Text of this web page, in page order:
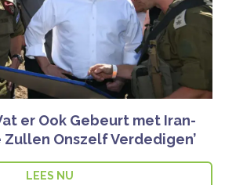
er Ook Gebeurt met Iran-
Zullen Onszelf Verdedigen’
LEES NU